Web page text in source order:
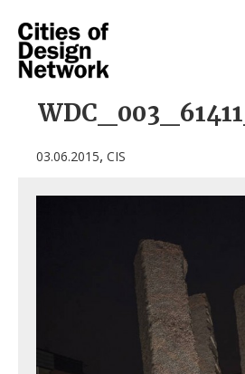
03.06.2015, CIS